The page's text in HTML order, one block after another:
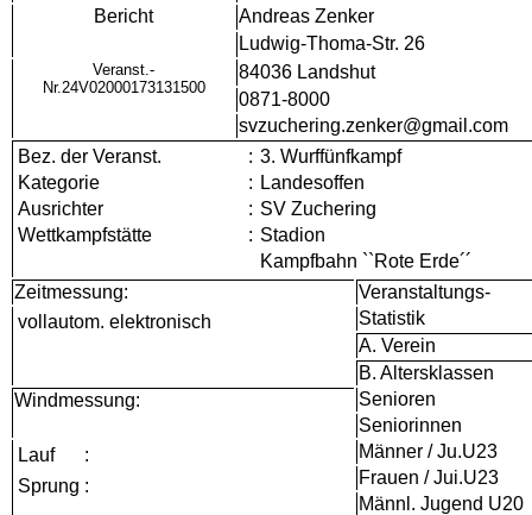
Bericht
Andreas Zenker
Ludwig-Thoma-Str. 26
Veranst.-
Nr.24V02000173131500
84036 Landshut
0871-8000
svzuchering.zenker@gmail.com
Bez. der Veranst.
: 3. Wurffünfkampf
Kategorie
: Landesoffen
Ausrichter
: SV Zuchering
Wettkampfstätte
: Stadion
Kampfbahn ``Rote Erde´´
Zeitmessung:
Veranstaltungs-
vollautom. elektronisch
Statistik
A. Verein
B. Altersklassen
Windmessung:
Senioren
Seniorinnen
Lauf
:
Sprung :
Männer / Ju.U23
Frauen / Jui.U23
Männl. Jugend U20